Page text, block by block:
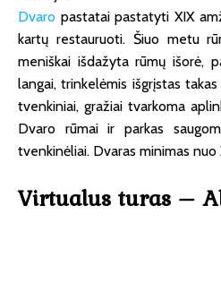
Dvaro pastatai pastatyti XIX
kartų restauruoti. Šiuo metu
meniškai išdažyta rūmų išorė,
langai, trinkelėmis išgrįstas
tvenkiniai, gražiai tvarkoma
Dvaro rūmai ir parkas
tvenkinėliai. Dvaras minimas nuo
Virtualus turas –